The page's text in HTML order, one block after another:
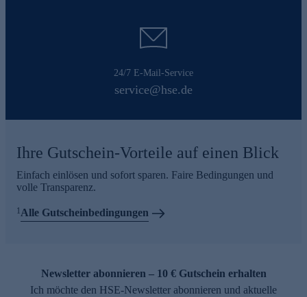
24/7 E-Mail-Service
service@hse.de
Ihre Gutschein-Vorteile auf einen Blick
Einfach einlösen und sofort sparen. Faire Bedingungen und
volle Transparenz.
1 Alle Gutscheinbedingungen
Newsletter abonnieren – 10 € Gutschein erhalten
Ich möchte den HSE-Newsletter abonnieren und aktuelle